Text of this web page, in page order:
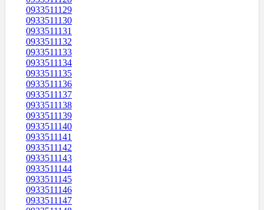
0933511129
0933511130
0933511131
0933511132
0933511133
0933511134
0933511135
0933511136
0933511137
0933511138
0933511139
0933511140
0933511141
0933511142
0933511143
0933511144
0933511145
0933511146
0933511147